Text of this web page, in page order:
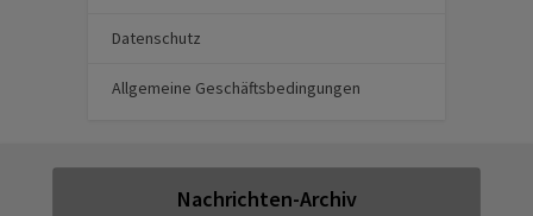
Datenschutz
Allgemeine Geschäftsbedingungen
Nachrichten-Archiv